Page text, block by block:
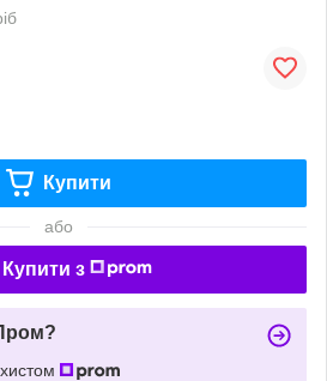
Купити
або
Купити з